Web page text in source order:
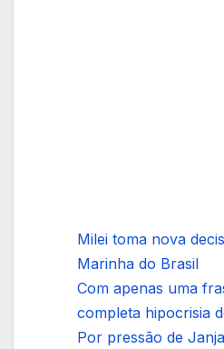
Milei toma nova
Marinha do Brasil
Com apenas uma
completa hipocrisia
Por pressão de